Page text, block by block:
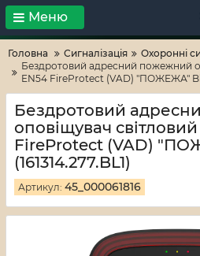
Тільки високі
Меню
Головна Сигналізація
Охоронні
Бездротовий адресний пожежний
EN54 FireProtect (VAD) "ПОЖЕЖА"
Бездротовий
оповіщувач
FireProtect (VAD)
(161314.277.BL1)
Артикул: 45_000061816